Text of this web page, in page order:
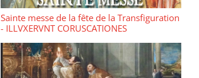
Sainte messe de la fête de la Transfiguration
- ILLVXERVNT CORUSCATIONES